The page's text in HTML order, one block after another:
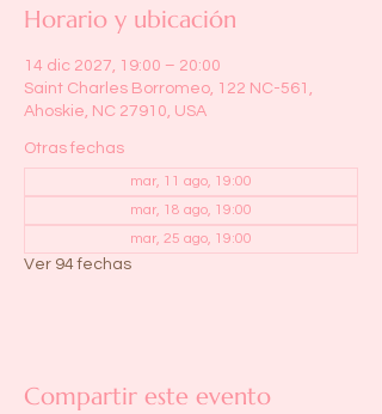
Horario y ubicación
14 dic 2027, 19:00 – 20:00
Saint Charles Borromeo, 122 NC-561,
Ahoskie, NC 27910, USA
Otras fechas
mar, 11 ago, 19:00
mar, 18 ago, 19:00
mar, 25 ago, 19:00
Ver 94 fechas
Compartir este evento